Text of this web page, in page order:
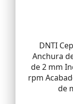
DNTI
Anchura
de 2 mm
rpm
de